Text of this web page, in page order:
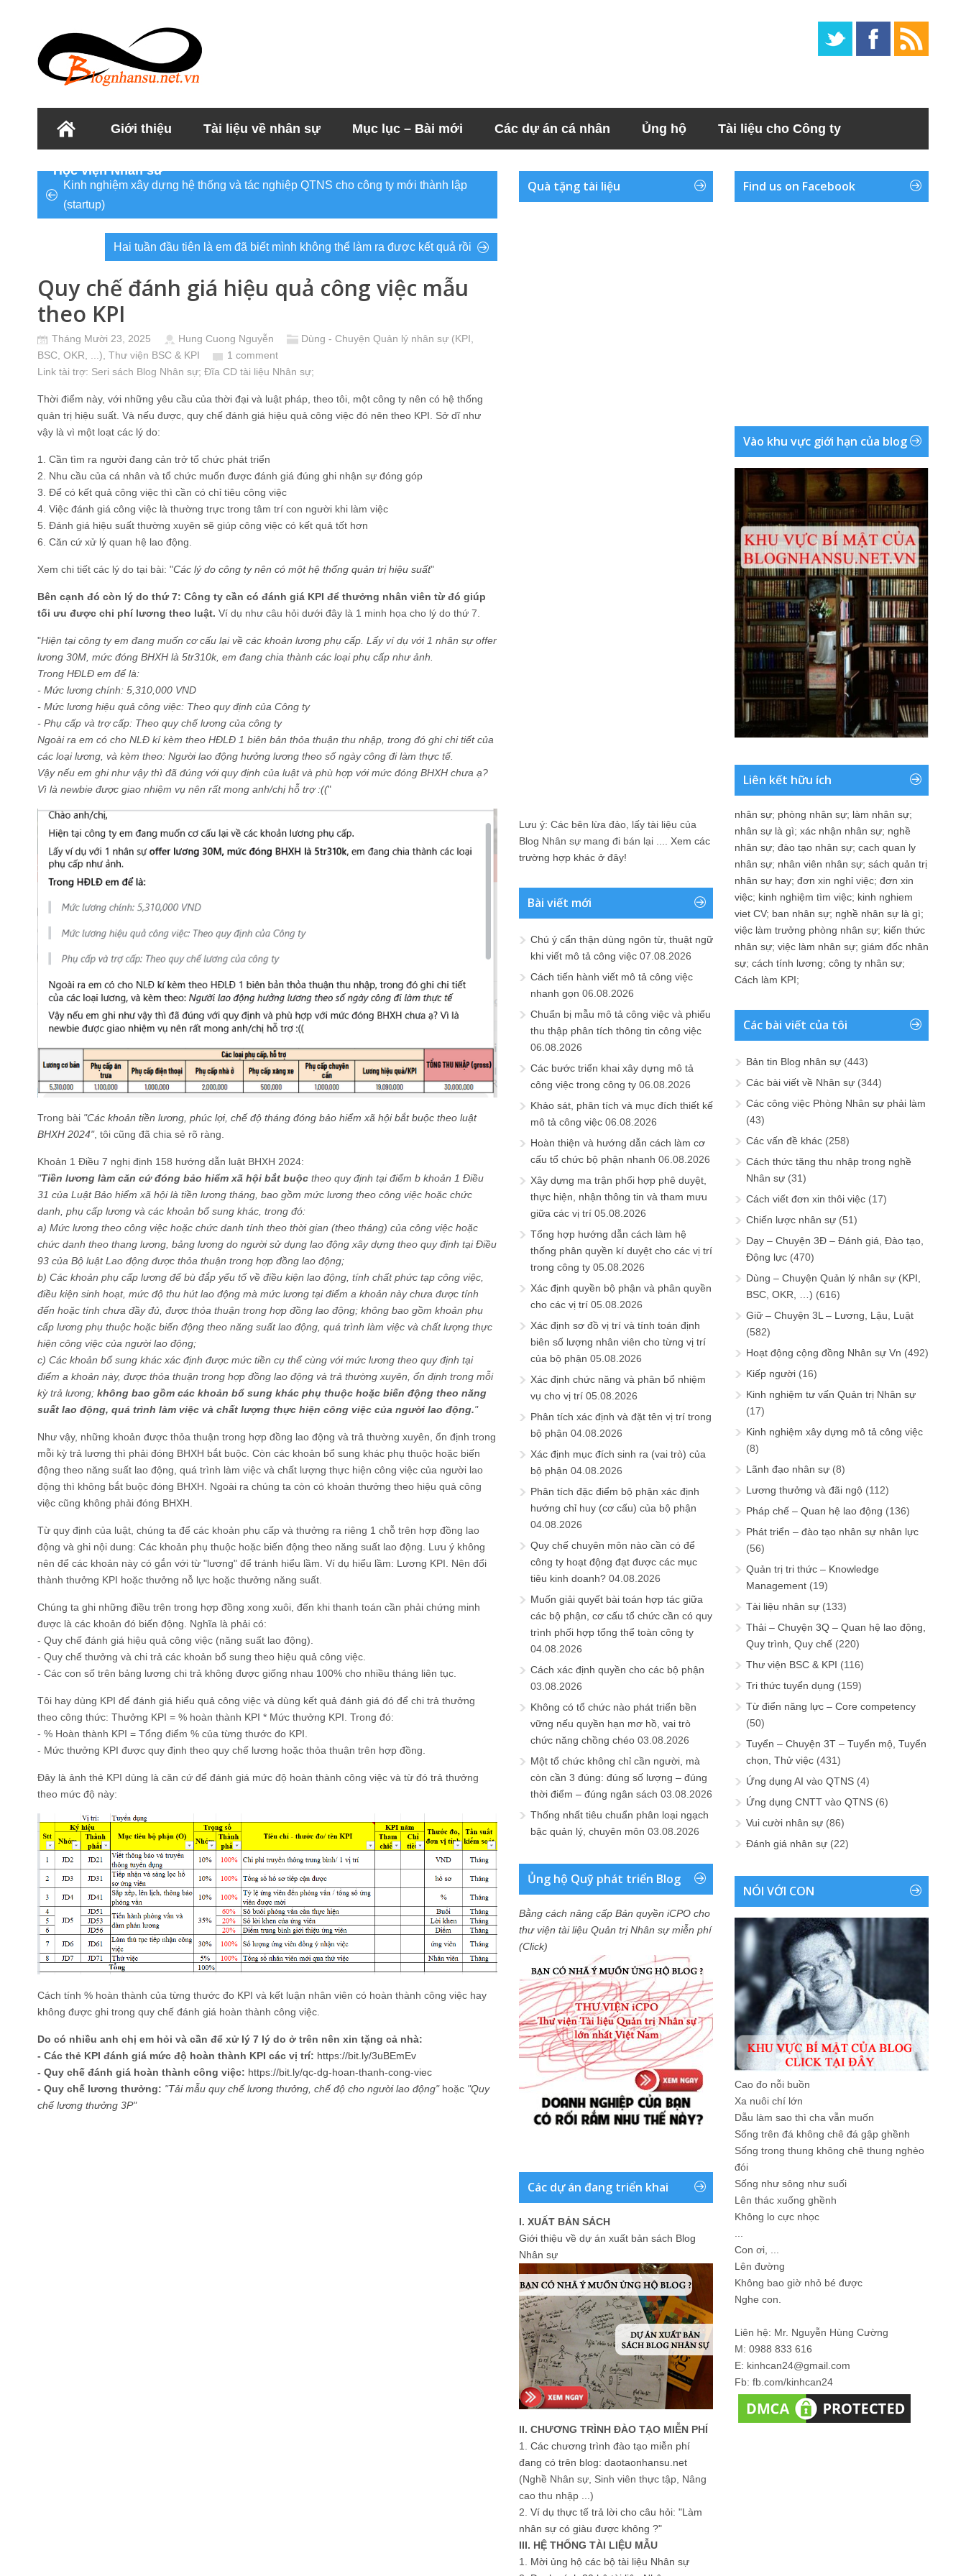
Giới thiệu Tài liệu về nhân sự Mục lục – Bài mới Các dự án cá nhân Ủng hộ Tài liệu cho Công ty
Học viện Nhân sư
Kinh nghiệm xây dựng hệ thống và tác nghiệp QTNS cho công ty mới thành lập
(startup)
Hai tuần đầu tiên là em đã biết mình không thể làm ra được kết quả rồi
Quy chế đánh giá hiệu quả công việc mẫu
theo KPI
Tháng Mười 23, 2025 Hung Cuong Nguyễn
Dùng - Chuyện Quản lý nhân sự (KPI,
BSC, OKR, ...) Thư viện BSC & KPI
1 comment
Link tài trợ: Seri sách Blog Nhân sự; Đĩa CD tài liệu Nhân sự;
Thời điểm này, với những yêu cầu của thời đại và luật pháp, theo tôi, một công ty nên có hệ thống
quản trị hiệu suất. Và nếu được, quy chế đánh giá hiệu quả công việc đó nên theo KPI. Sở dĩ như
vậy là vì một loạt các lý do:
1. Cần tìm ra người đang cản trở tổ chức phát triển
2. Nhu cầu của cá nhân và tổ chức muốn được đánh giá đúng ghi nhận sự đóng góp
3. Để có kết quả công việc thì cần có chỉ tiêu công việc
4. Việc đánh giá công việc là thường trực trong tâm trí con người khi làm việc
5. Đánh giá hiệu suất thường xuyên sẽ giúp công việc có kết quả tốt hơn
6. Căn cứ xử lý quan hệ lao động.
Xem chi tiết các lý do tại bài: "Các lý do công ty nên có một hệ thống quản trị hiệu suất"
Bên cạnh đó còn lý do thứ 7: Công ty cần có đánh giá KPI để thưởng nhân viên từ đó giúp
tối ưu được chi phí lương theo luật. Ví dụ như câu hỏi dưới đây là 1 minh họa cho lý do thứ 7.
"Hiện tại công ty em đang muốn cơ cấu lại về các khoản lương phụ cấp. Lấy ví dụ với 1 nhân sự offer
lương 30M, mức đóng BHXH là 5tr310k, em đang chia thành các loại phụ cấp như ảnh.
Trong HĐLĐ em để là:
- Mức lương chính: 5,310,000 VND
- Mức lương hiệu quả công việc: Theo quy định của Công ty
- Phụ cấp và trợ cấp: Theo quy chế lương của công ty
Ngoài ra em có cho NLĐ kí kèm theo HĐLĐ 1 biên bản thỏa thuận thu nhập, trong đó ghi chi tiết của
các loại lương, và kèm theo: Người lao động hưởng lương theo số ngày công đi làm thực tế.
Vậy nếu em ghi như vậy thì đã đúng với quy định của luật và phù hợp với mức đóng BHXH chưa ạ?
Vì là newbie được giao nhiệm vụ nên rất mong anh/chị hỗ trợ :(("
Trong bài "Các khoản tiền lương, phúc lợi, chế độ tháng đóng bảo hiểm xã hội bắt buộc theo luật
BHXH 2024", tôi cũng đã chia sẻ rõ ràng.
Khoản 1 Điều 7 nghị định 158 hướng dẫn luật BHXH 2024:
"Tiền lương làm căn cứ đóng bảo hiểm xã hội bắt buộc theo quy định tại điểm b khoản 1 Điều
31 của Luật Bảo hiểm xã hội là tiền lương tháng, bao gồm mức lương theo công việc hoặc chức
danh, phụ cấp lương và các khoản bổ sung khác, trong đó:
a) Mức lương theo công việc hoặc chức danh tính theo thời gian (theo tháng) của công việc hoặc
chức danh theo thang lương, bảng lương do người sử dụng lao động xây dựng theo quy định tại Điều
93 của Bộ luật Lao động được thỏa thuận trong hợp đồng lao động;
b) Các khoản phụ cấp lương để bù đắp yếu tố về điều kiện lao động, tính chất phức tạp công việc,
điều kiện sinh hoạt, mức độ thu hút lao động mà mức lương tại điểm a khoản này chưa được tính
đến hoặc tính chưa đầy đủ, được thỏa thuận trong hợp đồng lao động; không bao gồm khoản phụ
cấp lương phụ thuộc hoặc biến động theo năng suất lao động, quá trình làm việc và chất lượng thực
hiện công việc của người lao động;
c) Các khoản bổ sung khác xác định được mức tiền cụ thể cùng với mức lương theo quy định tại
điểm a khoản này, được thỏa thuận trong hợp đồng lao động và trả thường xuyên, ổn định trong mỗi
kỳ trả lương; không bao gồm các khoản bổ sung khác phụ thuộc hoặc biến động theo năng
suất lao động, quá trình làm việc và chất lượng thực hiện công việc của người lao động."
Như vậy, những khoản được thỏa thuận trong hợp đồng lao động và trả thường xuyên, ổn định trong
mỗi kỳ trả lương thì phải đóng BHXH bắt buộc. Còn các khoản bổ sung khác phụ thuộc hoặc biến
động theo năng suất lao động, quá trình làm việc và chất lượng thực hiện công việc của người lao
động thì không bắt buộc đóng BHXH. Ngoài ra chúng ta còn có khoản thưởng theo hiệu quả công
việc cũng không phải đóng BHXH.
Từ quy định của luật, chúng ta để các khoản phụ cấp và thưởng ra riêng 1 chỗ trên hợp đồng lao
động và ghi nội dung: Các khoản phụ thuộc hoặc biến động theo năng suất lao động. Lưu ý không
nên để các khoản này có gắn với từ "lương" để tránh hiểu lầm. Ví dụ hiểu lầm: Lương KPI. Nên đổi
thành thưởng KPI hoặc thưởng nỗ lực hoặc thưởng năng suất.
Chúng ta ghi những điều trên trong hợp đồng xong xuôi, đến khi thanh toán cần phải chứng minh
được là các khoản đó biến động. Nghĩa là phải có:
- Quy chế đánh giá hiệu quả công việc (năng suất lao động).
- Quy chế thưởng và chi trả các khoản bổ sung theo hiệu quả công việc.
- Các con số trên bảng lương chi trả không được giống nhau 100% cho nhiều tháng liên tục.
Tôi hay dùng KPI để đánh giá hiểu quả công việc và dùng kết quả đánh giá đó để chi trả thưởng
theo công thức: Thưởng KPI = % hoàn thành KPI * Mức thưởng KPI. Trong đó:
- % Hoàn thành KPI = Tổng điểm % của từng thước đo KPI.
- Mức thưởng KPI được quy định theo quy chế lương hoặc thỏa thuận trên hợp đồng.
Đây là ảnh thẻ KPI dùng là căn cứ để đánh giá mức độ hoàn thành công việc và từ đó trả thưởng
theo mức độ này:
Cách tính % hoàn thành của từng thước đo KPI và kết luận nhân viên có hoàn thành công việc hay
không được ghi trong quy chế đánh giá hoàn thành công việc.
Do có nhiều anh chị em hỏi và cần để xử lý 7 lý do ở trên nên xin tặng cả nhà:
- Các thẻ KPI đánh giá mức độ hoàn thành KPI các vị trí: https://bit.ly/3uBEmEv
- Quy chế đánh giá hoàn thành công việc: https://bit.ly/qc-dg-hoan-thanh-cong-viec
- Quy chế lương thưởng: "Tải mẫu quy chế lương thưởng, chế độ cho người lao động"hoặc "Quy
chế lương thưởng 3P"
Quà tặng tài liệu
Lưu ý: Các bên lừa đảo, lấy tài liệu của
Blog Nhân sự mang đi bán lại .... Xem các
trường hợp khác ở đây!
Bài viết mới
Chú ý cẩn thận dùng ngôn từ, thuật ngữ
khi viết mô tả công việc 07.08.2026
Cách tiến hành viết mô tả công việc
nhanh gọn 06.08.2026
Chuẩn bị mẫu mô tả công việc và phiếu
thu thập phân tích thông tin công việc
06.08.2026
Các bước triển khai xây dựng mô tả
công việc trong công ty 06.08.2026
Khảo sát, phân tích và mục đích thiết kế
mô tả công việc 06.08.2026
Hoàn thiện và hướng dẫn cách làm cơ
cấu tổ chức bộ phận nhanh 06.08.2026
Xây dựng ma trận phối hợp phê duyệt,
thực hiện, nhận thông tin và tham mưu
giữa các vị trí 05.08.2026
Tổng hợp hướng dẫn cách làm hệ
thống phân quyền kí duyệt cho các vị trí
trong công ty 05.08.2026
Xác định quyền bộ phận và phân quyền
cho các vị trí 05.08.2026
Xác định sơ đồ vị trí và tính toán định
biên số lượng nhân viên cho từng vị trí
của bộ phận 05.08.2026
Xác định chức năng và phân bổ nhiệm
vụ cho vị trí 05.08.2026
Phân tích xác định và đặt tên vị trí trong
bộ phận 04.08.2026
Xác định mục đích sinh ra (vai trò) của
bộ phận 04.08.2026
Phân tích đặc điểm bộ phận xác định
hướng chỉ huy (cơ cấu) của bộ phận
04.08.2026
Quy chế chuyên môn nào cần có để
công ty hoạt động đạt được các mục
tiêu kinh doanh? 04.08.2026
Muốn giải quyết bài toán hợp tác giữa
các bộ phận, cơ cấu tổ chức cần có quy
trình phối hợp tổng thể toàn công ty
04.08.2026
Cách xác định quyền cho các bộ phận
03.08.2026
Không có tổ chức nào phát triển bền
vững nếu quyền hạn mơ hồ, vai trò
chức năng chồng chéo 03.08.2026
Một tổ chức không chỉ cần người, mà
còn cần 3 đúng: đúng số lượng – đúng
thời điểm – đúng ngân sách 03.08.2026
Thống nhất tiêu chuẩn phân loại ngạch
bậc quản lý, chuyên môn 03.08.2026
Ủng hộ Quỹ phát triển Blog
Bằng cách nâng cấp Bản quyền iCPO cho
thư viện tài liệu Quản trị Nhân sự miễn phí
(Click)
Các dự án đang triển khai
I. XUẤT BẢN SÁCH
Giới thiệu về dự án xuất bản sách Blog
Nhân sự
II. CHƯƠNG TRÌNH ĐÀO TẠO MIỄN PHÍ
1. Các chương trình đào tạo miễn phí
đang có trên blog: daotaonhansu.net
(Nghề Nhân sự, Sinh viên thực tập, Nâng
cao thu nhập ...)
2. Ví dụ thực tế trả lời cho câu hỏi: "Làm
nhân sự có giàu được không ?"
III. HỆ THỐNG TÀI LIỆU MẪU
1. Mời ủng hộ các bộ tài liệu Nhân sự
Find us on Facebook
Vào khu vực giới hạn của blog
Liên kết hữu ích
nhân sự; phòng nhân sự; làm nhân sự;
nhân sự là gì; xác nhận nhân sự; nghề
nhân sự; đào tạo nhân sự; cach quan ly
nhân sự; nhân viên nhân sự; sách quản trị
nhân sự hay; đơn xin nghỉ việc; đơn xin
việc; kinh nghiệm tìm việc; kinh nghiem
viet CV; ban nhân sự; nghề nhân sự là gì;
việc làm trưởng phòng nhân sự; kiến thức
nhân sự; việc làm nhân sự; giám đốc nhân
sự; cách tính lương; công ty nhân sự;
Cách làm KPI;
Các bài viết của tôi
Bản tin Blog nhân sự (443)
Các bài viết về Nhân sự (344)
Các công việc Phòng Nhân sự phải làm
(43)
Các vấn đề khác (258)
Cách thức tăng thu nhập trong nghề
Nhân sự (31)
Cách viết đơn xin thôi việc (17)
Chiến lược nhân sự (51)
Dạy – Chuyện 3Đ – Đánh giá, Đào tạo,
Động lực (470)
Dùng – Chuyện Quản lý nhân sự (KPI,
BSC, OKR, …) (616)
Giữ – Chuyện 3L – Lương, Lậu, Luật
(582)
Hoạt động cộng đồng Nhân sự Vn (492)
Kiếp người (16)
Kinh nghiệm tư vấn Quản trị Nhân sự
(17)
Kinh nghiệm xây dựng mô tả công việc
(8)
Lãnh đạo nhân sự (8)
Lương thưởng và đãi ngộ (112)
Pháp chế – Quan hệ lao động (136)
Phát triển – đào tạo nhân sự nhân lực
(56)
Quản trị tri thức – Knowledge
Management (19)
Tài liệu nhân sự (133)
Thải – Chuyện 3Q – Quan hệ lao động,
Quy trình, Quy chế (220)
Thư viện BSC & KPI (116)
Tri thức tuyển dụng (159)
Từ điển năng lực – Core competency
(50)
Tuyển – Chuyện 3T – Tuyển mộ, Tuyển
chọn, Thử việc (431)
Ứng dụng AI vào QTNS (4)
Ứng dụng CNTT vào QTNS (6)
Vui cười nhân sự (86)
Đánh giá nhân sự (22)
NÓI VỚI CON
Cao đo nỗi buồn
Xa nuôi chí lớn
Dẫu làm sao thì cha vẫn muốn
Sống trên đá không chê đá gập ghềnh
Sống trong thung không chê thung nghèo
đói
Sống như sông như suối
Lên thác xuống ghềnh
Không lo cực nhọc
Con ơi, ...
Lên đường
Không bao giờ nhỏ bé được
Nghe con.
Liên hệ: Mr. Nguyễn Hùng Cường
M: 0988 833 616
E: kinhcan24@gmail.com
Fb: fb.com/kinhcan24